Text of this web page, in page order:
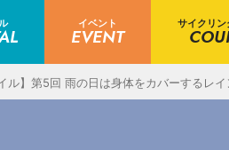
イベント
EVENT
サイクリン
ル】第5回 雨の日は身体をカバーするレイ